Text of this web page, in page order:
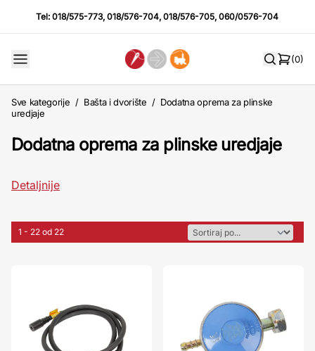
Tel:018/575-773,018/576-704,018/576-705,060/0576-704
(0)
Sve kategorije / Bašta i dvorište / Dodatna oprema za plinske
uredjaje
Dodatna oprema za plinske uredjaje
Detaljnije
1 - 22 od 22